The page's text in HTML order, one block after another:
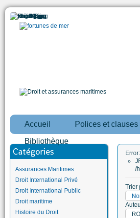
Accueil Polices et clauses
Bibliothèque
Catégories
Assurances Maritimes
Droit International Privé
Droit International Public
Droit maritime
Histoire du Droit
Error:
/
Trier